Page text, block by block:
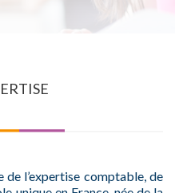
de l’expertise comptable, de